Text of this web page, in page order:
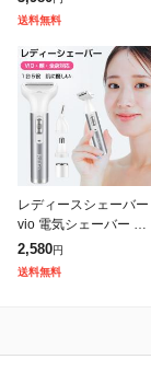
送料無料
レディースシェーバー
vio 電気シェーバー シ
ェーバー 顔 脱毛 電気
カミソリ デリケート 女
2,580円
送料無料